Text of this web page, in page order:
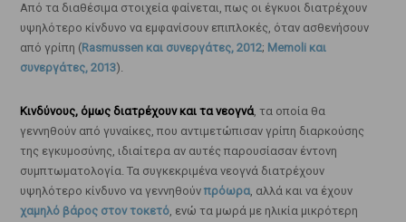
Από τα διαθέσιμα στοιχεία φαίνεται, πως οι έγκυοι διατρέχουν
υψηλότερο κίνδυνο να εμφανίσουν επιπλοκές, όταν ασθενήσουν
από γρίπη (Rasmussen και συνεργάτες, 2012; Memoli και
συνεργάτες, 2013).
Κινδύνους, όμως διατρέχουν και τα νεογνά, τα οποία θα
γεννηθούν από γυναίκες, που αντιμετώπισαν γρίπη διαρκούσης
της εγκυμοσύνης, ιδιαίτερα αν αυτές παρουσίασαν έντονη
συμπτωματολογία. Τα συγκεκριμένα νεογνά διατρέχουν
υψηλότερο κίνδυνο να γεννηθούν πρόωρα, αλλά και να έχουν
χαμηλό βάρος στον τοκετό, ενώ τα μωρά με ηλικία μικρότερη